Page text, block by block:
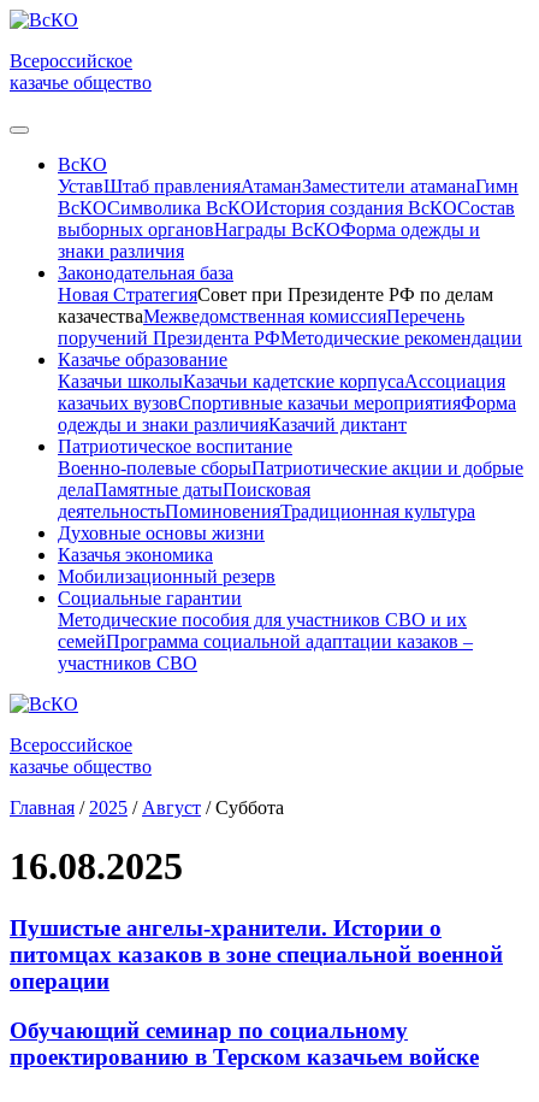
Всероссийское
казачье общество
ВсКО
УставШтаб правленияАтаманЗаместители атаманаГимн
ВсКОСимволика ВсКОИстория создания ВсКОСостав
выборных органовНаграды ВсКОФорма одежды и
знаки различия
Законодательная база
Новая СтратегияСовет при Президенте РФ по делам
казачестваМежведомственная комиссияПеречень
поручений Президента РФМетодические рекомендации
Казачье образование
Казачьи школыКазачьи кадетские корпусаАссоциация
казачьих вузовСпортивные казачьи мероприятияФорма
одежды и знаки различияКазачий диктант
Патриотическое воспитание
Военно-полевые сборыПатриотические акции и добрые
делаПамятные датыПоисковая
деятельностьПоминовенияТрадиционная культура
Духовные основы жизни
Казачья экономика
Мобилизационный резерв
Социальные гарантии
Методические пособия для участников СВО и их
семейПрограмма социальной адаптации казаков –
участников СВО
Всероссийское
казачье общество
Главная / 2025 / Август /Суббота
16.08.2025
Пушистые ангелы-хранители. Истории о
питомцах казаков в зоне специальной военной
операции
Обучающий семинар по социальному
проектированию в Терском казачьем войске